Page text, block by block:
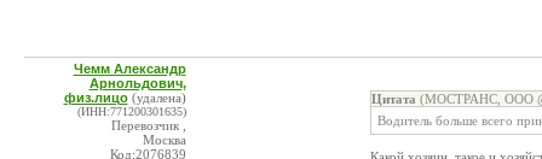
Чемм Александр
Арнольдович,
физ.лицо (удалена)
(ИНН:771200301635)
Перевозчик ,
Москва
Код:2076839
Цитата (МОСТРАНС, ООО
Водитель больше всего